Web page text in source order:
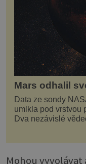
Mars odhalil
Data ze sondy
umlkla pod vrstvou
Dva nezávislé
má nejen plášť
Mohou